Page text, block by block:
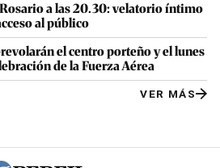
a las 20.30: velatorio íntimo
al público
el centro porteño y el lunes
de la Fuerza Aérea
VER MÁS